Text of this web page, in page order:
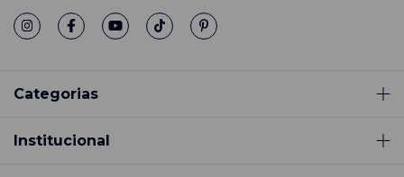
Categorias
Institucional